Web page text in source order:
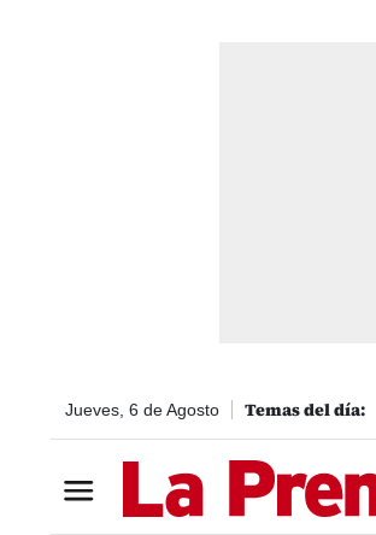
Jueves, 6 de Agosto